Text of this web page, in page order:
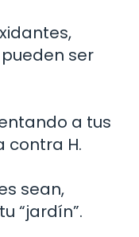
ser
a tus
contra H.
sean,
“jardín”.